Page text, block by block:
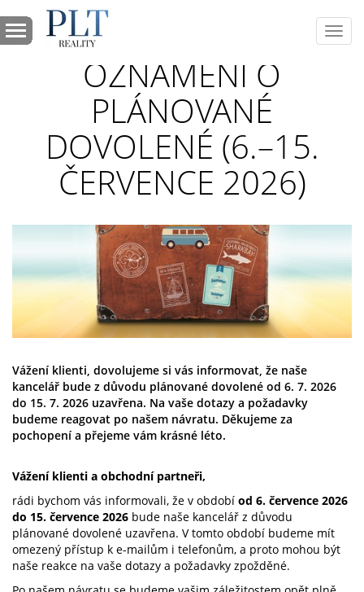
OZNÁMENÍ O
PLÁNOVANÉ
DOVOLENÉ (6.–15.
ČERVENCE 2026)
Vážení klienti, dovolujeme si vás informovat, že naše
kancelář bude z důvodu plánované dovolené od 6. 7. 2026
do 15. 7. 2026 uzavřena. Na vaše dotazy a požadavky
budeme reagovat po našem návratu. Děkujeme za
pochopení a přejeme vám krásné léto.
Vážení klienti a obchodní partneři,
rádi bychom vás informovali, že v období od 6. července 2026
do 15. července 2026 bude naše kancelář z důvodu
plánované dovolené uzavřena. V tomto období budeme mít
omezený přístup k e-mailům i telefonům, a proto mohou být
naše reakce na vaše dotazy a požadavky zpožděné.